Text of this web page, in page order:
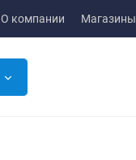
О компании Магазины